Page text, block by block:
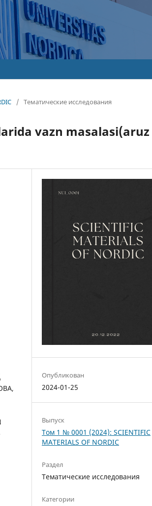
/ Тематические исследования
vazn masalasi(aruz
Опубликован
2024-01-25
Выпуск
Том 1 № 0001 (2024): SCIENTIFIC
MATERIALS OF NORDIC
Раздел
Тематические исследования
Категории